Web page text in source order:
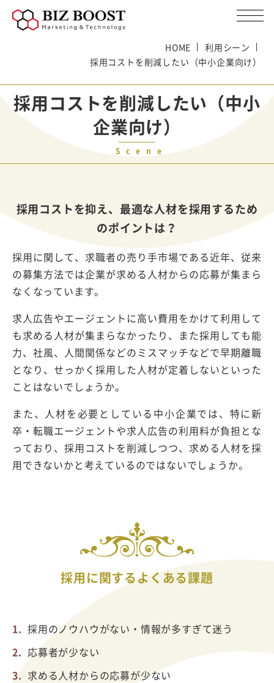
HOME
利用シーン
採用コストを削減したい（中小企業向け）
採用コストを削減したい（中小
企業向け）
Scene
採用コストを抑え、最適な人材を採用するため
のポイントは？
採用に関して、求職者の売り手市場である近年、従来
の募集方法では企業が求める人材からの応募が集まら
なくなっています。
求人広告やエージェントに高い費用をかけて利用して
も求める人材が集まらなかったり、また採用しても能
力、社風、人間関係などのミスマッチなどで早期離職
となり、せっかく採用した人材が定着しないといった
ことはないでしょうか。
また、人材を必要としている中小企業では、特に新
卒・転職エージェントや求人広告の利用料が負担とな
っており、採用コストを削減しつつ、求める人材を採
用できないかと考えているのではないでしょうか。
採用に関するよくある課題
採用のノウハウがない・情報が多すぎて迷う
応募者が少ない
求める人材からの応募が少ない